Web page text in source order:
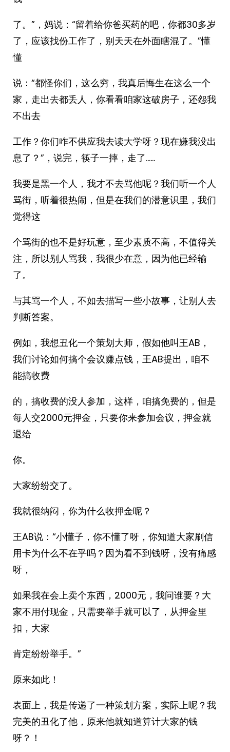
了。”，妈说：“留着给你爸买药的吧，你都30多岁
了，应该找份工作了，别天天在外面瞎混了。”懂
懂
说：“都怪你们，这么穷，我真后悔生在这么一个
家，走出去都丢人，你看看咱家这破房子，还怨我
不出去
工作？你们咋不供应我去读大学呀？现在嫌我没出
息了？”，说完，筷子一摔，走了……
我要是黑一个人，我才不去骂他呢？我们听一个人
骂街，听着很热闹，但是在我们的潜意识里，我们
觉得这
个骂街的也不是好玩意，至少素质不高，不值得关
注，所以别人骂我，我很少在意，因为他已经输
了。
与其骂一个人，不如去描写一些小故事，让别人去
判断答案。
例如，我想丑化一个策划大师，假如他叫王AB，
我们讨论如何搞个会议赚点钱，王AB提出，咱不
能搞收费
的，搞收费的没人参加，这样，咱搞免费的，但是
每人交2000元押金，只要你来参加会议，押金就
退给
你。
大家纷纷交了。
我就很纳闷，你为什么收押金呢？
王AB说：“小懂子，你不懂了呀，你知道大家刷信
用卡为什么不在乎吗？因为看不到钱呀，没有痛感
呀，
如果我在会上卖个东西，2000元，我问谁要？大
家不用付现金，只需要举手就可以了，从押金里
扣，大家
肯定纷纷举手。”
原来如此！
表面上，我是传递了一种策划方案，实际上呢？我
完美的丑化了他，原来他就知道算计大家的钱
呀？！